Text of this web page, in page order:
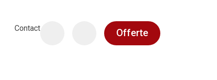
Contact Offerte